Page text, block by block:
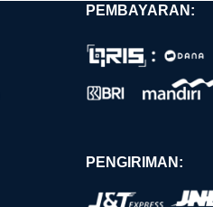
PEMBAYARAN:
PENGIRIMAN: